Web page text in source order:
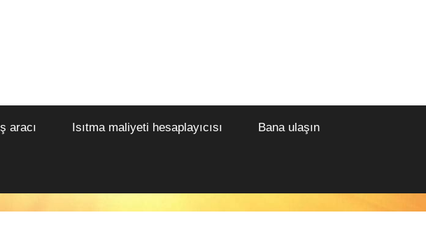
aracı Isıtma maliyeti hesaplayıcısı Bana ulaşın